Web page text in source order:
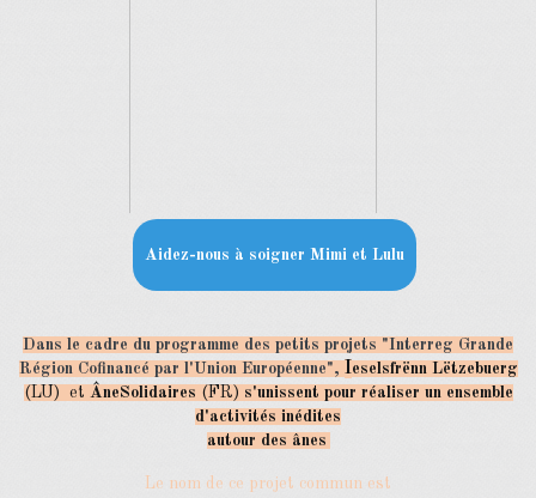
Aidez-nous à soigner Mimi et Lulu
Dans le cadre du programme des petits projets "Interreg Grande
Région Cofinancé par l'Union Européenne", Ieselsfrënn Lëtzebuerg
(LU) et ÂneSolidaires (FR) s'unissent pour réaliser un ensemble
d'activités inédites
autour des ânes
Le nom de ce projet commun est